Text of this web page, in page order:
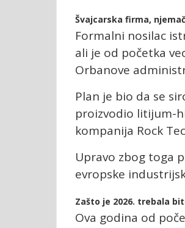
Švajcarska firma,
Formalni nosilac
ali je od početka
Orbanove
Plan je bio da se
proizvodio litijum-
kompanija Rock
Upravo zbog toga
evropske
Zašto je 2026. trebala
Ova godina od